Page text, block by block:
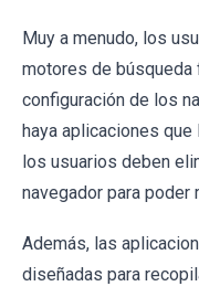
Muy a menudo, los
motores de
configuración de los
haya aplicaciones
los usuarios deben
navegador para poder
Además, las
diseñadas para